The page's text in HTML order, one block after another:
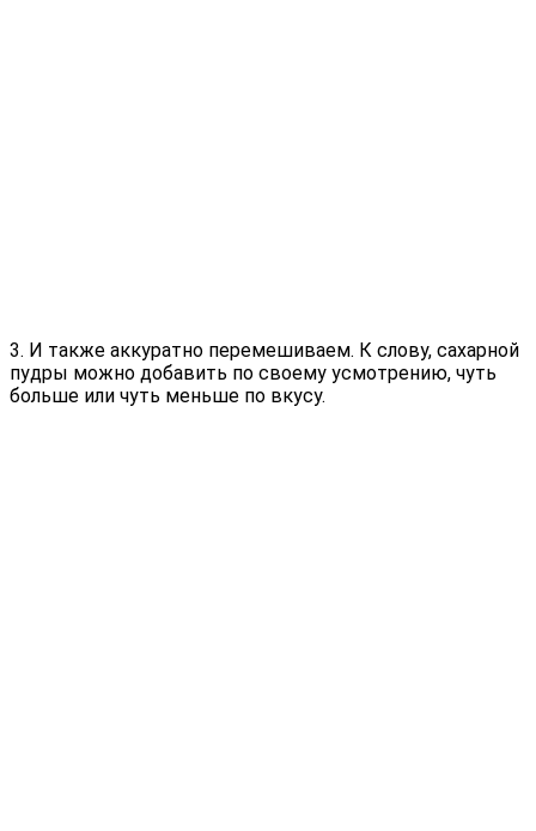
3. И также аккуратно перемешиваем. К слову, сахарной
пудры можно добавить по своему усмотрению, чуть
больше или чуть меньше по вкусу.